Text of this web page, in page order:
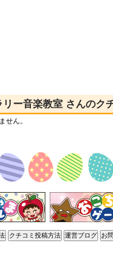
ー音楽教室 さんのク
せん。